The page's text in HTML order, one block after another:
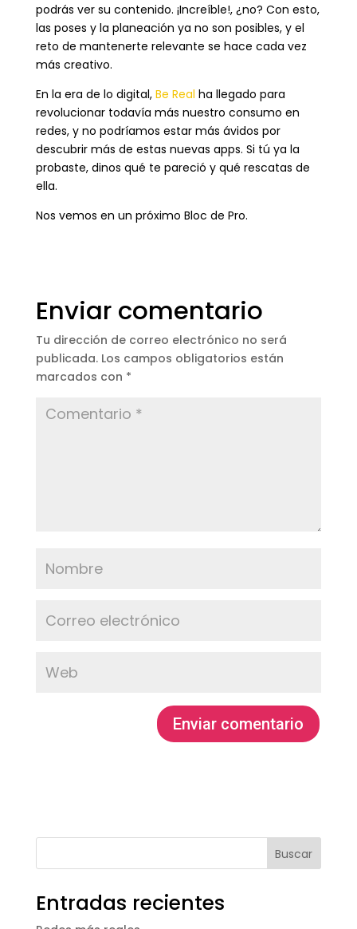
podrás ver su contenido. ¡Increíble!, ¿no? Con esto,
las poses y la planeación ya no son posibles, y el
reto de mantenerte relevante se hace cada vez
más creativo.
En la era de lo digital, Be Real ha llegado para
revolucionar todavía más nuestro consumo en
redes, y no podríamos estar más ávidos por
descubrir más de estas nuevas apps. Si tú ya la
probaste, dinos qué te pareció y qué rescatas de
ella.
Nos vemos en un próximo Bloc de Pro.
Enviar comentario
Tu dirección de correo electrónico no será
publicada. Los campos obligatorios están
marcados con *
Entradas recientes